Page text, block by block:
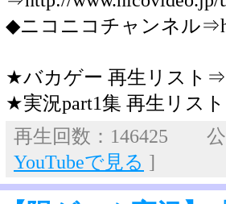
◆ニコニコチャンネル
★バカゲー 再生リスト
★実況part1集 再生リス
再生回数：146425
YouTubeで見る ]